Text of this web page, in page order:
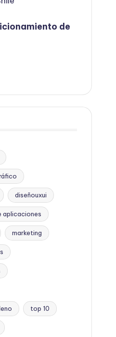
de
diseñouxui
aplicaciones
marketing
top 10